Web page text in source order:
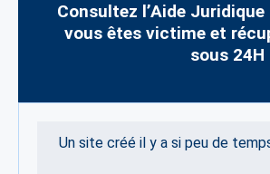
Consultez l’Aide
vous êtes victime et
sous 24H
Un site créé il y a si peu de